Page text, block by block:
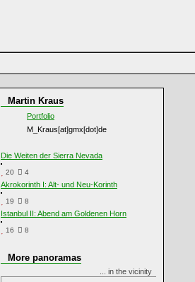
Martin Kraus
Portfolio
M_Kraus[at]gmx[dot]de
Die Weiten der Sierra Nevada
20 4
Akrokorinth I: Alt- und Neu-Korinth
19 8
Istanbul II: Abend am Goldenen Horn
16 8
More panoramas
... in the vicinity